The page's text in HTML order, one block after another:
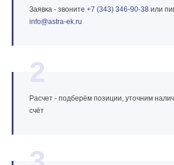
Заявка - звоните +7 (343) 346‑90‑38 или
info@astra‑ek.ru
2
Расчет - подберём позиции, уточним
счёт